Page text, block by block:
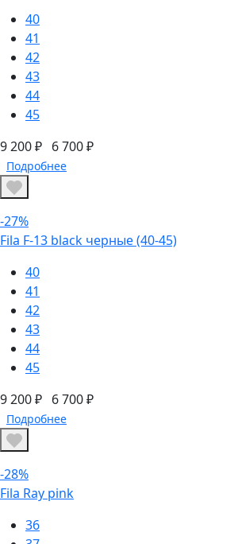
40
41
42
43
44
45
9 200 ₽ 6 700 ₽
Подробнее
-27%
Fila F-13 black черные (40-45)
40
41
42
43
44
45
9 200 ₽ 6 700 ₽
Подробнее
-28%
Fila Ray pink
36